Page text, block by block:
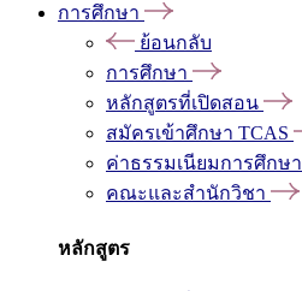
การศึกษา
ย้อนกลับ
การศึกษา
หลักสูตรที่เปิดสอน
สมัครเข้าศึกษา TCAS
ค่าธรรมเนียมการศึกษา
คณะและสำนักวิชา
หลักสูตร